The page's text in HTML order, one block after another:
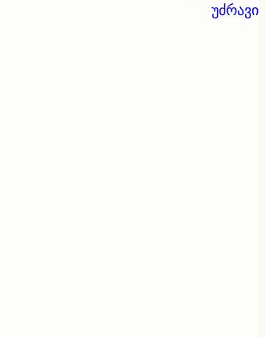
უძრავი